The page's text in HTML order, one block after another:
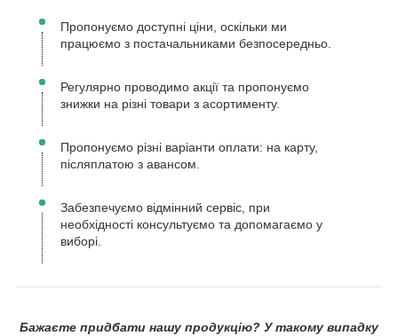
Пропонуємо доступні ціни, оскільки ми
працюємо з постачальниками безпосередньо.
Регулярно проводимо акції та пропонуємо
знижки на різні товари з асортименту.
Пропонуємо різні варіанти оплати: на карту,
післяплатою з авансом.
Забезпечуємо відмінний сервіс, при
необхідності консультуємо та допомагаємо у
виборі.
Бажаєте придбати нашу продукцію? У такому випадку